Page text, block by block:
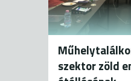
szektor zöld